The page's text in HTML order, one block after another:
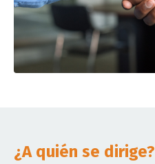
¿A quién se dirige?